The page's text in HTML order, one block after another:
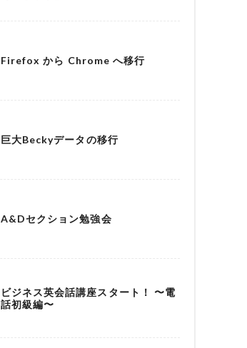
Firefox から Chrome へ移行
巨大Beckyデータの移行
A&Dセクション勉強会
ビジネス英会話講座スタート！ 〜電
話初級編〜